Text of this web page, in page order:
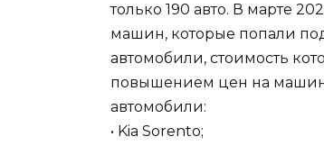
только 190 авто. В марте
машин, которые попали
автомобили, стоимость
повышением цен на
автомобили:
• Kia Sorento;